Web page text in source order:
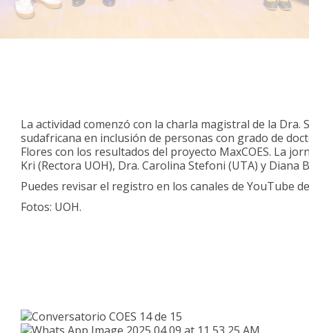
La actividad comenzó con la charla magistral de la Dra.
sudafricana en inclusión de personas con grado de
Flores con los resultados del proyecto MaxCOES. La
Kri (Rectora UOH), Dra. Carolina Stefoni (UTA) y Diana
Puedes revisar el registro en los canales de YouTube
Fotos: UOH.